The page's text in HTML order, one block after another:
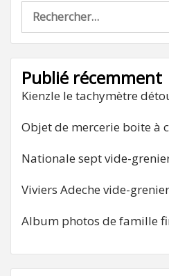
Rechercher :
Publié récemment
Kienzle le tachymètre
Objet de mercerie boite à
Nationale sept vide-
Viviers Adeche vide-
Album photos de famille